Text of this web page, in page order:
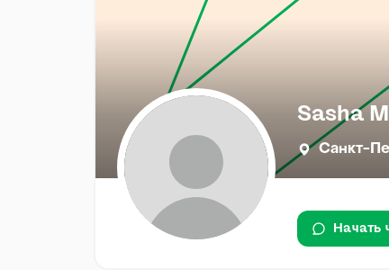
Sasha
Санкт-
Начать